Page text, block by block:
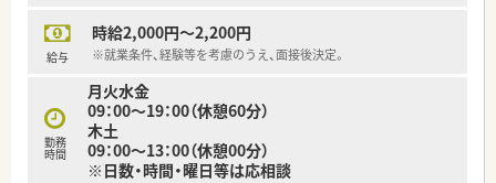
給与
時給2,000円～2,200円
※就業条件、経験等を考慮のうえ、面接後決定。
勤務
時間
月火水金
09：00～19：00（休憩60分）
木土
09：00～13：00（休憩00分）
※日数・時間・曜日等は応相談